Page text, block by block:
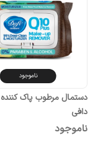
ناموجود
دستمال مرطوب پاک
دافی
ناموجود